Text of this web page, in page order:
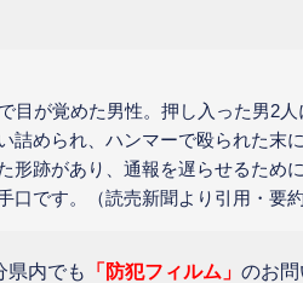
目が覚めた男性。押し入った男2
詰められ、ハンマーで殴られた末
形跡があり、通報を遅らせるため
口です。（読売新聞より引用・要約
県内でも 「防犯フィルム」 のお問